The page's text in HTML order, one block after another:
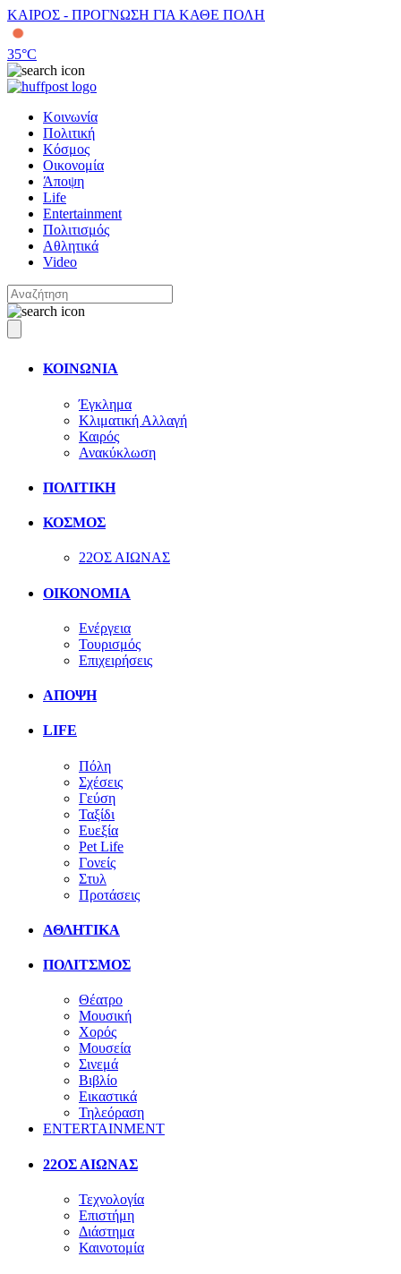
ΚΑΙΡΟΣ - ΠΡΟΓΝΩΣΗ ΓΙΑ ΚΑΘΕ ΠΟΛΗ
35°C
Κοινωνία
Πολιτική
Κόσμος
Οικονομία
Άποψη
Life
Entertainment
Πολιτισμός
Αθλητικά
Video
ΚΟΙΝΩΝΙΑ
Έγκλημα
Κλιματική Αλλαγή
Καιρός
Ανακύκλωση
ΠΟΛΙΤΙΚΗ
ΚΟΣΜΟΣ
22ΟΣ ΑΙΩΝΑΣ
ΟΙΚΟΝΟΜΙΑ
Ενέργεια
Τουρισμός
Επιχειρήσεις
ΑΠΟΨΗ
LIFE
Πόλη
Σχέσεις
Γεύση
Ταξίδι
Ευεξία
Pet Life
Γονείς
Στυλ
Προτάσεις
ΑΘΛΗΤΙΚΑ
ΠΟΛΙΤΣΜΟΣ
Θέατρο
Μουσική
Χορός
Μουσεία
Σινεμά
Βιβλίο
Εικαστικά
Τηλεόραση
ENTERTAINMENT
22ΟΣ ΑΙΩΝΑΣ
Τεχνολογία
Επιστήμη
Διάστημα
Καινοτομία